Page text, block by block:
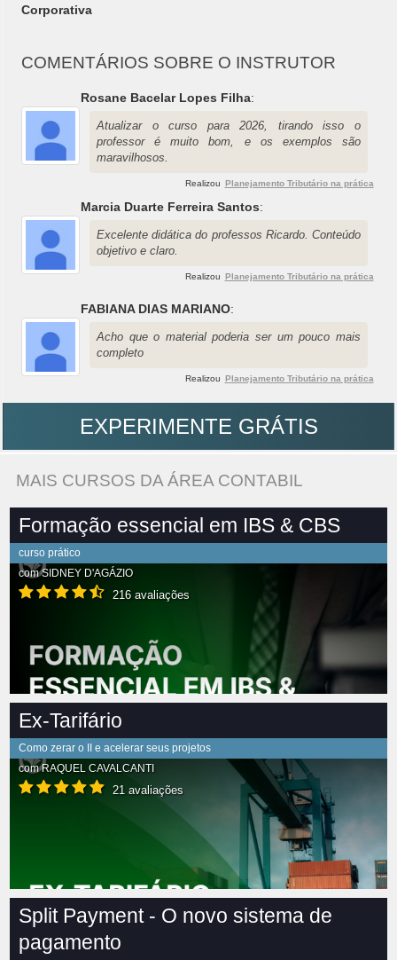
Corporativa
COMENTÁRIOS SOBRE O INSTRUTOR
Rosane Bacelar Lopes Filha:
Atualizar o curso para 2026, tirando isso o
professor é muito bom, e os exemplos são
maravilhosos.
Realizou Planejamento Tributário na prática
Marcia Duarte Ferreira Santos:
Excelente didática do professos Ricardo. Conteúdo
objetivo e claro.
Realizou Planejamento Tributário na prática
FABIANA DIAS MARIANO:
Acho que o material poderia ser um pouco mais
completo
Realizou Planejamento Tributário na prática
EXPERIMENTE GRÁTIS
MAIS CURSOS DA ÁREA CONTABIL
Formação essencial em IBS & CBS
curso prático
comSIDNEY D'AGÁZIO
216 avaliações
Ex-Tarifário
Como zerar o II e acelerar seus projetos
comRAQUEL CAVALCANTI
21 avaliações
Split Payment - O novo sistema de
pagamento